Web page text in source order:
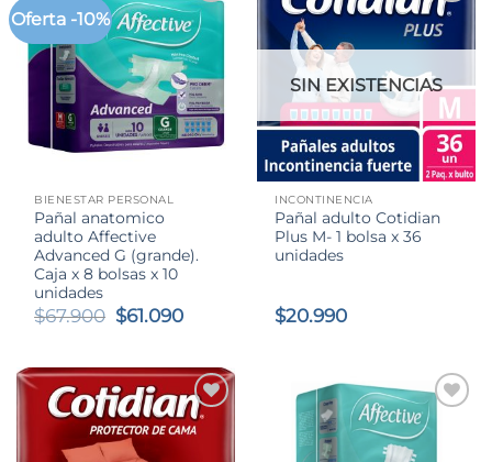
Oferta -10%
BIENESTAR PERSONAL
Pañal anatomico
adulto Affective
Advanced G (grande).
Caja x 8 bolsas x 10
unidades
$67.900 El
era:
$67.900.
$61.090El
es:
$61.090.
SIN EXISTENCIAS
INCONTINENCIA
Pañal adulto Cotidian
Plus M- 1 bolsa x 36
unidades
$20.990